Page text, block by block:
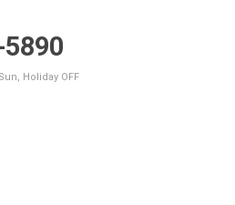
Holiday OFF